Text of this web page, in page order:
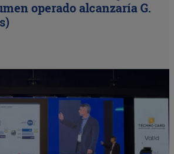
operado alcanzaría G.